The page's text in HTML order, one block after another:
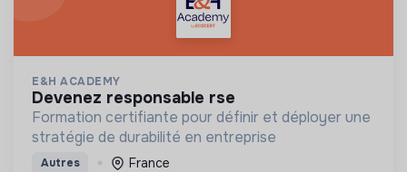
E&H ACADEMY
devenez responsable rse
Formation certifiante pour définir et déployer une
stratégie de durabilité en entreprise
Autres France